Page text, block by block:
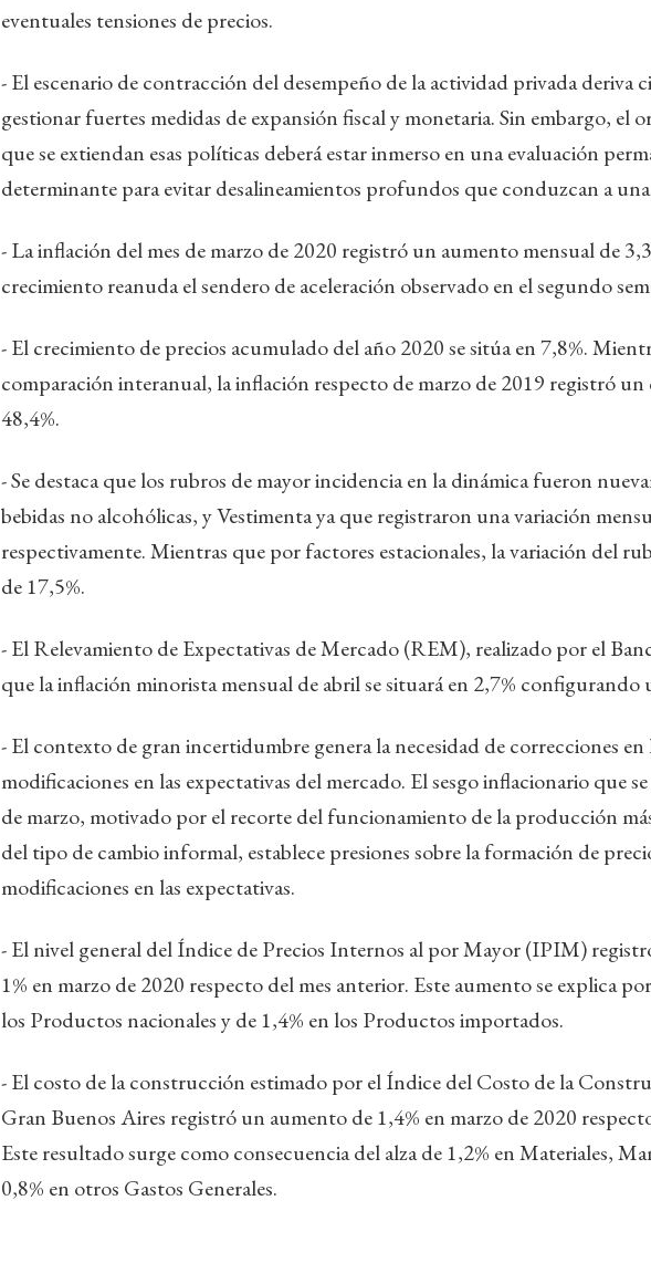
eventuales tensiones de precios.
- El escenario de contracción del desempeño de la actividad privada deriva
gestionar fuertes medidas de expansión fiscal y monetaria. Sin embargo, el
que se extiendan esas políticas deberá estar inmerso en una evaluación
determinante para evitar desalineamientos profundos que conduzcan a
- La inflación del mes de marzo de 2020 registró un aumento mensual de
crecimiento reanuda el sendero de aceleración observado en el segundo
- El crecimiento de precios acumulado del año 2020 se sitúa en 7,8%.
comparación interanual, la inflación respecto de marzo de 2019 registró
48,4%.
- Se destaca que los rubros de mayor incidencia en la dinámica fueron
bebidas no alcohólicas, y Vestimenta ya que registraron una variación
respectivamente. Mientras que por factores estacionales, la variación del
de 17,5%.
- El Relevamiento de Expectativas de Mercado (REM), realizado por el
que la inflación minorista mensual de abril se situará en 2,7% configurando
- El contexto de gran incertidumbre genera la necesidad de correcciones en
modificaciones en las expectativas del mercado. El sesgo inflacionario que
de marzo, motivado por el recorte del funcionamiento de la producción
del tipo de cambio informal, establece presiones sobre la formación de
modificaciones en las expectativas.
- El nivel general del Índice de Precios Internos al por Mayor (IPIM)
1% en marzo de 2020 respecto del mes anterior. Este aumento se explica
los Productos nacionales y de 1,4% en los Productos importados.
- El costo de la construcción estimado por el Índice del Costo de la
Gran Buenos Aires registró un aumento de 1,4% en marzo de 2020
Este resultado surge como consecuencia del alza de 1,2% en Materiales,
0,8% en otros Gastos Generales.